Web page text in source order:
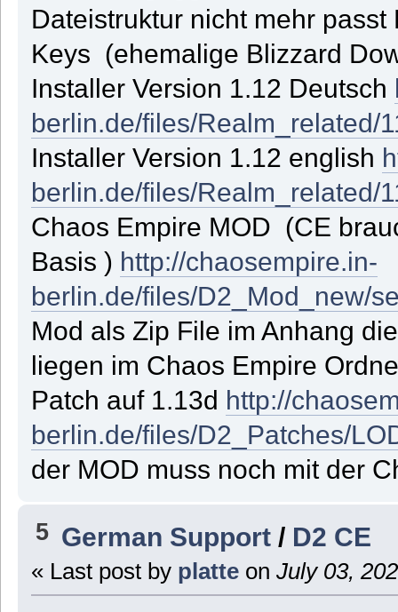
Dateistruktur nicht mehr
Keys (ehemalige Blizzard
Installer Version 1.12 Deutsch
berlin.de/files/Realm_related/
Installer Version 1.12 english
berlin.de/files/Realm_related/
Chaos Empire MOD (CE
Basis ) http://chaosempire.in-
berlin.de/files/D2_Mod_new/
Mod als Zip File im Anhang
liegen im Chaos Empire
Patch auf 1.13d http://
berlin.de/files/D2_Patches/
der MOD muss noch mit der
5 German Support / D2 CE
« Last post by platte on July 03,